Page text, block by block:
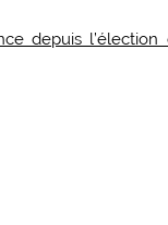
depuis